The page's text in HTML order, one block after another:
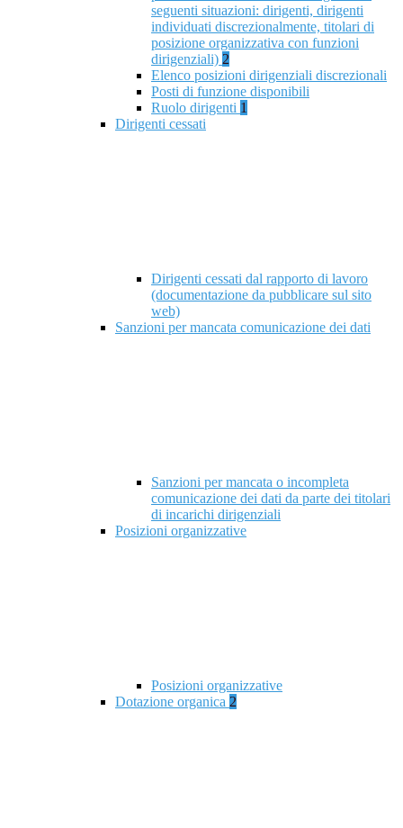
seguenti situazioni: dirigenti, dirigenti
individuati discrezionalmente, titolari di
posizione organizzativa con funzioni
dirigenziali) 2
Elenco posizioni dirigenziali discrezionali
Posti di funzione disponibili
Ruolo dirigenti 1
Dirigenti cessati
Dirigenti cessati dal rapporto di lavoro
(documentazione da pubblicare sul sito
web)
Sanzioni per mancata comunicazione dei dati
Sanzioni per mancata o incompleta
comunicazione dei dati da parte dei titolari
di incarichi dirigenziali
Posizioni organizzative
Posizioni organizzative
Dotazione organica 2